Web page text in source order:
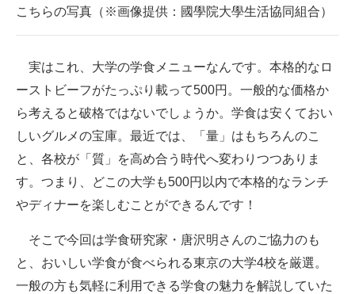
製造業のIT導入・活用を支援
モノづくり技術者専門サイト
エレクトロニクス専門サイト
電子設計の基本と応用
エネルギーの専門メディア
建設×テクノロジーの最前線
ちょっと気になるネットの話題
こちらの写真（※画像提供：國學院大學生活協同組合）
実はこれ、大学の学食メニューなんです。本格的なロ
ーストビーフがたっぷり載って500円。一般的な価格か
ら考えると破格ではないでしょうか。学食は安くておい
しいグルメの宝庫。最近では、「量」はもちろんのこ
と、各校が「質」を高め合う時代へ変わりつつありま
す。つまり、どこの大学も500円以内で本格的なランチ
やディナーを楽しむことができるんです！
そこで今回は学食研究家・唐沢明さんのご協力のも
と、おいしい学食が食べられる東京の大学4校を厳選。
一般の方も気軽に利用できる学食の魅力を解説していた